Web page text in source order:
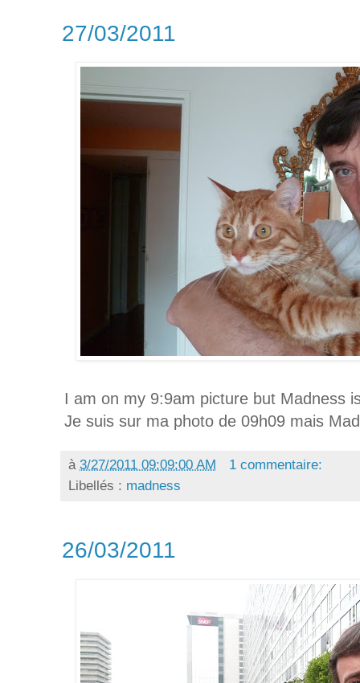
27/03/2011
I am on my 9:9am picture but Madness
Je suis sur ma photo de 09h09 mais
à 3/27/2011 09:09:00 AM
1 commentaire:
Libellés : madness
26/03/2011